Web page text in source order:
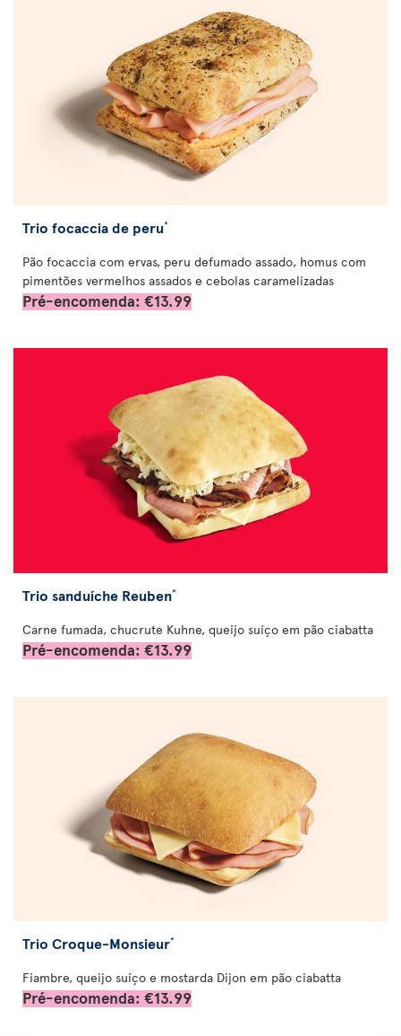
Trio focaccia de peru*
Pão focaccia com ervas, peru defumado assado, homus com
pimentões vermelhos assados e cebolas caramelizadas
Pré-encomenda: €13.99
Trio sanduíche Reuben*
Carne fumada, chucrute Kuhne, queijo suíço em pão ciabatta
Pré-encomenda: €13.99
Trio Croque-Monsieur*
Fiambre, queijo suíço e mostarda Dijon em pão ciabatta
Pré-encomenda: €13.99